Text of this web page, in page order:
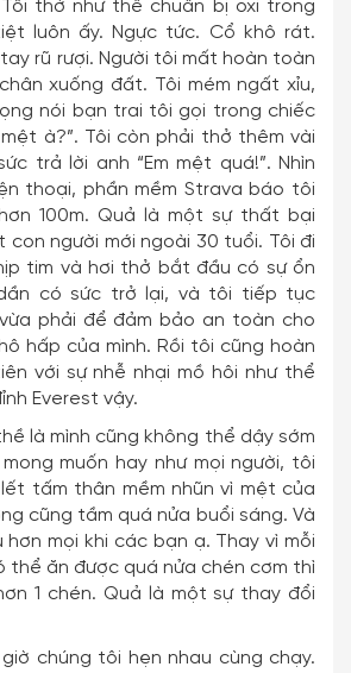
Tôi thở như thể chuẩn bị oxi trong
luôn ấy. Ngực tức. Cổ khô rát.
rũ rượi. Người tôi mất hoàn toàn
xuống đất. Tôi mém ngất xỉu,
nói bạn trai tôi gọi trong chiếc
à?”. Tôi còn phải thở thêm vài
trả lời anh “Em mệt quá!”. Nhìn
thoại, phần mềm Strava báo tôi
100m. Quả là một sự thất bại
con người mới ngoài 30 tuổi. Tôi đi
tim và hơi thở bắt đầu có sự ổn
có sức trở lại, và tôi tiếp tục
phải để đảm bảo an toàn cho
hấp của mình. Rồi tôi cũng hoàn
với sự nhễ nhại mồ hôi như thể
Everest vậy.
là mình cũng không thể dậy sớm
muốn hay như mọi người, tôi
tấm thân mềm nhũn vì mệt của
cũng tầm quá nửa buổi sáng. Và
hơn mọi khi các bạn ạ. Thay vì mỗi
thể ăn được quá nửa chén cơm thì
1 chén. Quả là một sự thay đổi
chúng tôi hẹn nhau cùng chạy.